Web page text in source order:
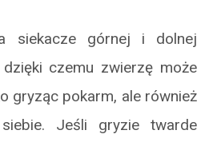
siekacze górnej i dolnej
czemu zwierzę może
gryząc pokarm, ale również
Jeśli gryzie twarde